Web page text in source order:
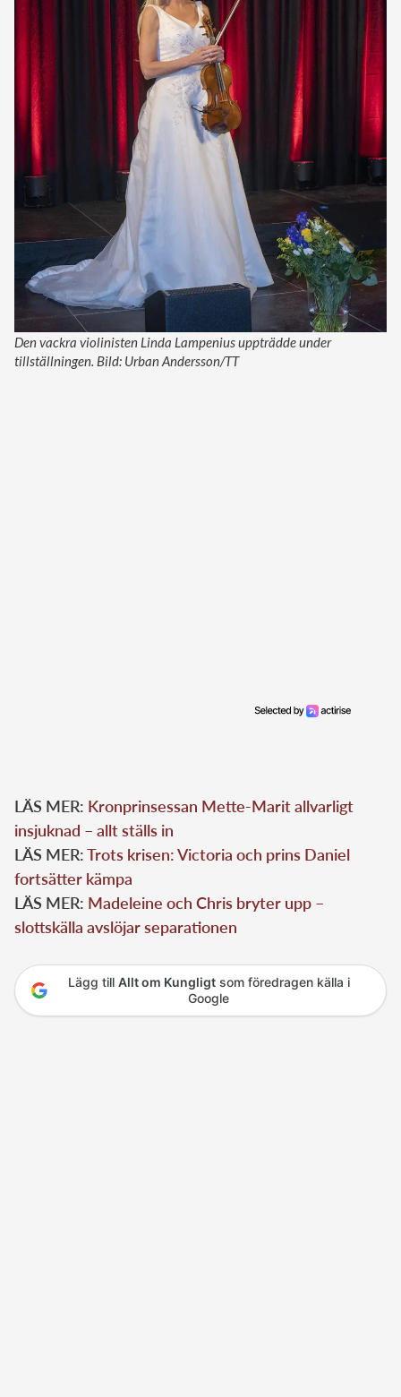
Den vackra violinisten Linda Lampenius uppträdde under
tillställningen. Bild: Urban Andersson/TT
LÄS MER: Kronprinsessan Mette-Marit allvarligt
insjuknad – allt ställs in
LÄS MER:Trots krisen: Victoria och prins Daniel
fortsätter kämpa
LÄS MER: Madeleine och Chris bryter upp –
slottskälla avslöjar separationen
Lägg till Allt om Kungligtsom föredragen källa i
Google